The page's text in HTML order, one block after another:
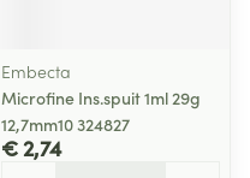
Embecta
Microfine Ins.spuit 1ml 29g
12,7mm10 324827
€ 2,74